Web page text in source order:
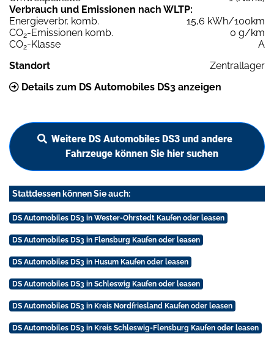
Verbrauch und Emissionen nach WLTP:
Energieverbr. komb.
15,6 kWh/100km
CO2-Emissionen komb.
0 g/km
CO2-Klasse
A
Standort
Zentrallager
Details zum DS Automobiles DS3 anzeigen
Weitere DS Automobiles DS3 und andere
Fahrzeuge können Sie hier suchen
Stattdessen können Sie auch:
DS Automobiles DS3 in Wester-Ohrstedt Kaufen oder leasen
DS Automobiles DS3 in Flensburg Kaufen oder leasen
DS Automobiles DS3 in Husum Kaufen oder leasen
DS Automobiles DS3 in Schleswig Kaufen oder leasen
DS Automobiles DS3 in Kreis Nordfriesland Kaufen oder leasen
DS Automobiles DS3 in Kreis Schleswig-Flensburg Kaufen oder leasen